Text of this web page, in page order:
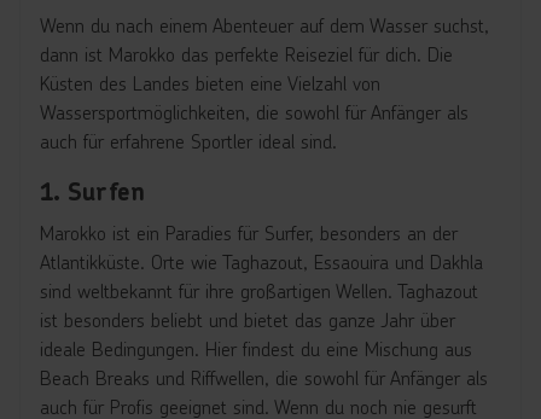
Wenn du nach einem Abenteuer auf dem Wasser suchst,
dann ist Marokko das perfekte Reiseziel für dich. Die
Küsten des Landes bieten eine Vielzahl von
Wassersportmöglichkeiten, die sowohl für Anfänger als
auch für erfahrene Sportler ideal sind.
1. Surfen
Marokko ist ein Paradies für Surfer, besonders an der
Atlantikküste. Orte wie Taghazout, Essaouira und Dakhla
sind weltbekannt für ihre großartigen Wellen. Taghazout
ist besonders beliebt und bietet das ganze Jahr über
ideale Bedingungen. Hier findest du eine Mischung aus
Beach Breaks und Riffwellen, die sowohl für Anfänger als
auch für Profis geeignet sind. Wenn du noch nie gesurft